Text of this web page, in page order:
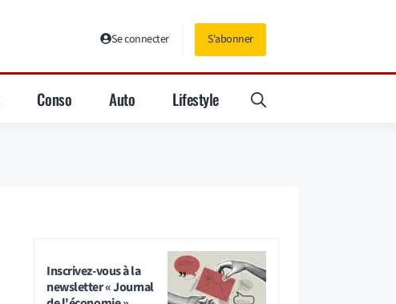
Se connecter S'abonner
Conso Auto Lifestyle
Inscrivez-vous à la
newsletter « Journal